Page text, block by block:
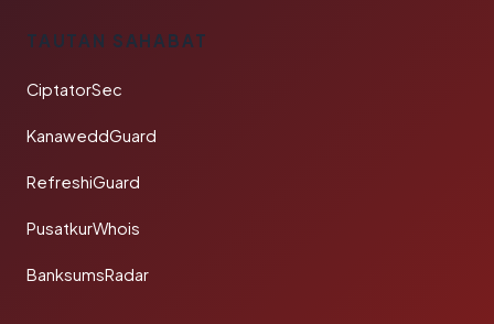
TAUTAN SAHABAT
CiptatorSec
KanaweddGuard
RefreshiGuard
PusatkurWhois
BanksumsRadar